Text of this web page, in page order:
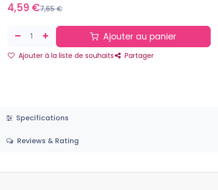
4,59 €7,65€
Ajouter au panier
Ajouter à la liste de souhaits Partager
Specifications
Reviews & Rating